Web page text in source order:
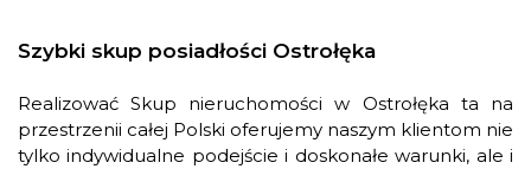
Szybki skup posiadłości Ostrołęka
Realizować Skup nieruchomości w Ostrołęka ta na
przestrzenii całej Polski oferujemy naszym klientom nie
tylko indywidualne podejście i doskonałe warunki, ale i